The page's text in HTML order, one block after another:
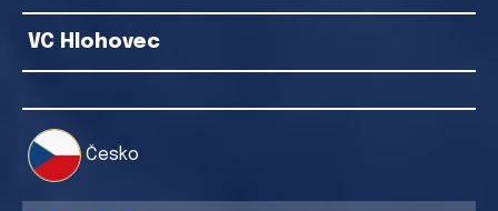
VC Hlohovec
Česko